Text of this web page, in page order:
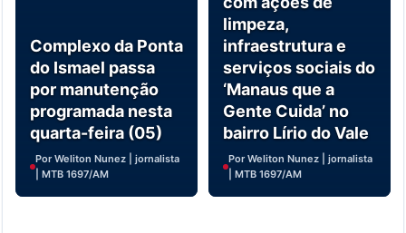
Complexo da Ponta
do Ismael passa
por manutenção
programada nesta
quarta-feira (05)
Por Weliton Nunez | jornalista
| MTB 1697/AM
limpeza,
infraestrutura e
serviços sociais do
‘Manaus que a
Gente Cuida’ no
bairro Lírio do Vale
Por Weliton Nunez | jornalista
| MTB 1697/AM